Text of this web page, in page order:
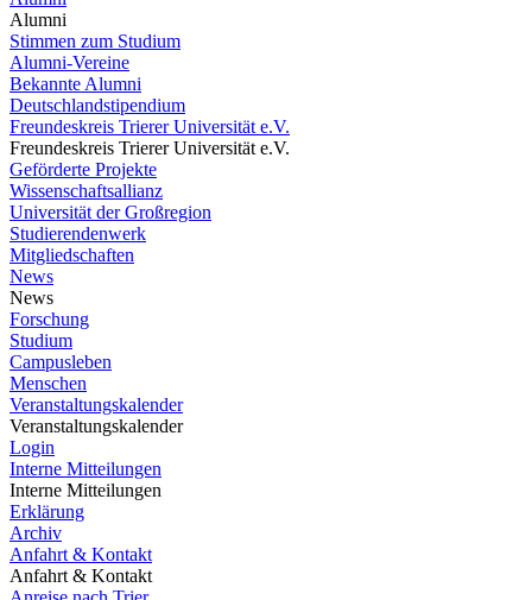
Alumni
Stimmen zum Studium
Alumni-Vereine
Bekannte Alumni
Deutschlandstipendium
Freundeskreis Trierer Universität e.V.
Freundeskreis Trierer Universität e.V.
Geförderte Projekte
Wissenschaftsallianz
Universität der Großregion
Studierendenwerk
Mitgliedschaften
News
News
Forschung
Studium
Campusleben
Menschen
Veranstaltungskalender
Veranstaltungskalender
Login
Interne Mitteilungen
Interne Mitteilungen
Erklärung
Archiv
Anfahrt & Kontakt
Anfahrt & Kontakt